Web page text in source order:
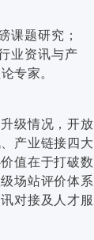
课题研究；
业资讯与产
专家。
级情况，开放
产业链接四大
值在于打破数
场站评价体系
对接及人才服